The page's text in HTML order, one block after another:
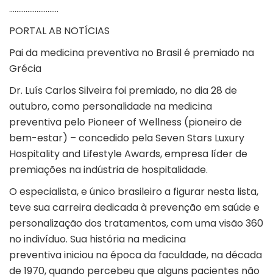
………………………
PORTAL AB NOTÍCIAS
Pai da medicina preventiva no Brasil é premiado na
Grécia
Dr. Luís Carlos Silveira foi premiado, no dia 28 de
outubro, como personalidade na medicina
preventiva pelo Pioneer of Wellness (pioneiro de
bem-estar) – concedido pela Seven Stars Luxury
Hospitality and Lifestyle Awards, empresa líder de
premiações na indústria de hospitalidade.
O especialista, e único brasileiro a figurar nesta lista,
teve sua carreira dedicada à prevenção em saúde e
personalização dos tratamentos, com uma visão 360
no indivíduo. Sua história na medicina
preventiva iniciou na época da faculdade, na década
de 1970, quando percebeu que alguns pacientes não